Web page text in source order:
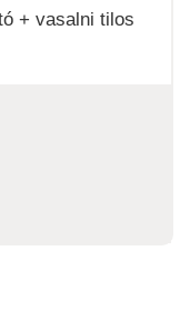
+ vasalni tilos